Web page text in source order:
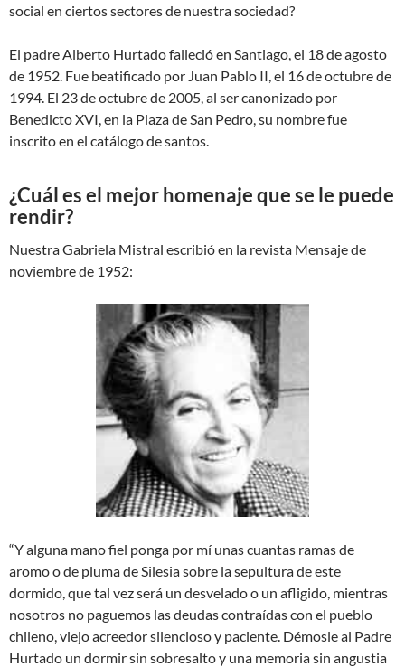
social en ciertos sectores de nuestra sociedad?
El padre Alberto Hurtado falleció en Santiago, el 18 de agosto
de 1952. Fue beatificado por Juan Pablo II, el 16 de octubre de
1994. El 23 de octubre de 2005, al ser canonizado por
Benedicto XVI, en la Plaza de San Pedro, su nombre fue
inscrito en el catálogo de santos.
¿Cuál es el mejor homenaje que se le puede
rendir?
Nuestra Gabriela Mistral escribió en la revista Mensaje de
noviembre de 1952:
“Y alguna mano fiel ponga por mí unas cuantas ramas de
aromo o de pluma de Silesia sobre la sepultura de este
dormido, que tal vez será un desvelado o un afligido, mientras
nosotros no paguemos las deudas contraídas con el pueblo
chileno, viejo acreedor silencioso y paciente. Démosle al Padre
Hurtado un dormir sin sobresalto y una memoria sin angustia